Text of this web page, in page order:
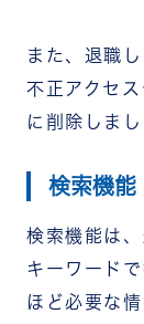
また、退職
不正アクセ
に削除しまし
検索機能
検索機能は
キーワード
ほど必要な